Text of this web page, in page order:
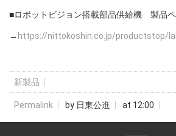
■ロボットビジョン搭載部品供給機 製品
→ https://nittokoshin.co.jp/productstop/
新製品
Permalink by 日東公進 at 12:00